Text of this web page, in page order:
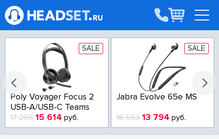
SALE
Poly Voyager Focus 2
USB-A/USB-C Teams
17 295 15 614 руб.
SALE
Jabra Evolve 65e MS
16 553 13 794 руб.